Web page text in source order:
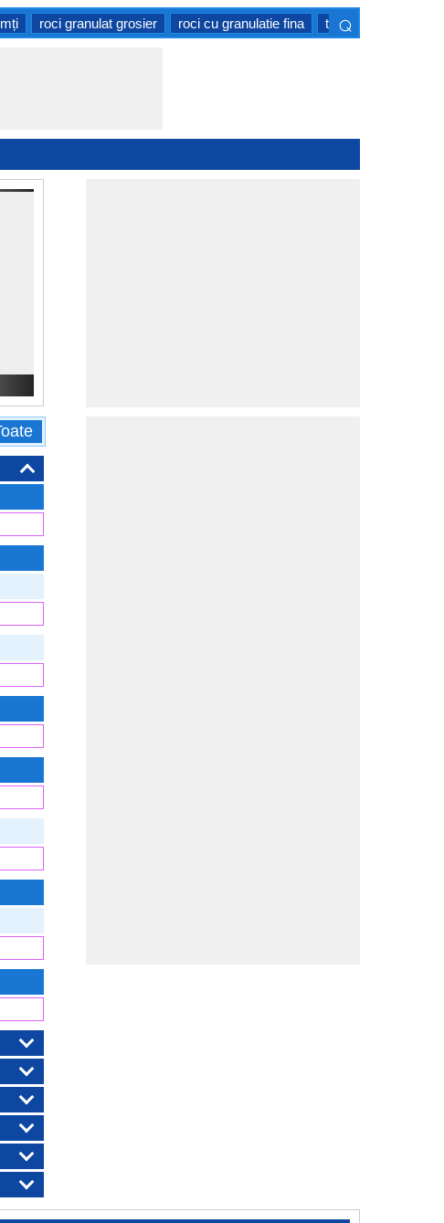
roci granulat grosier roci cu granulatie fina tipuri de roci moi
⌕